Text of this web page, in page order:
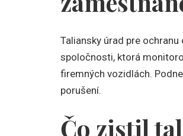
Taliansky úrad pre
spoločnosti, ktorá
firemných vozidlách.
porušení.
Čo zistil